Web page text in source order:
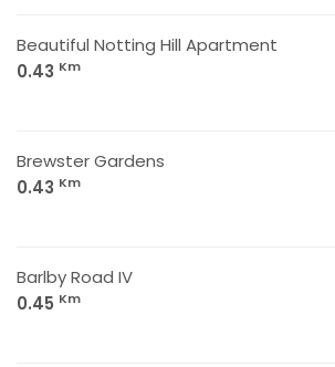
Beautiful Notting Hill Apartment
0.43 Km
Brewster Gardens
0.43 Km
Barlby Road IV
0.45 Km